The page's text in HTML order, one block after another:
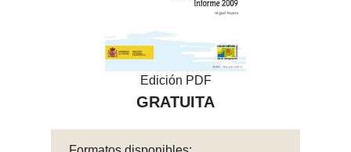
Edición PDF
GRATUITA